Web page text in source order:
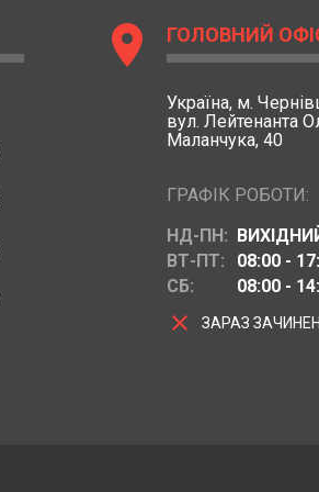
location_on ГОЛОВНИЙ
Україна, м.
вул. Лейтенанта
Маланчука, 40
ГРАФІК РОБОТИ:
НД-ПН:
ВТ-ПТ:
08:00 -
СБ:
08:00 -
clear ЗАРАЗ